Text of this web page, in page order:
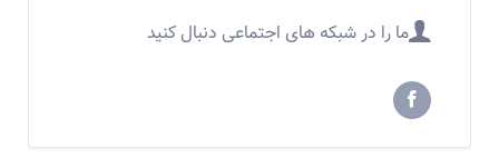
ما را در شبکه های اجتماعی دنبال کنید